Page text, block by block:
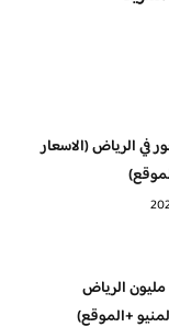
في الرياض (الاسعار
الرياض
+الموقع)